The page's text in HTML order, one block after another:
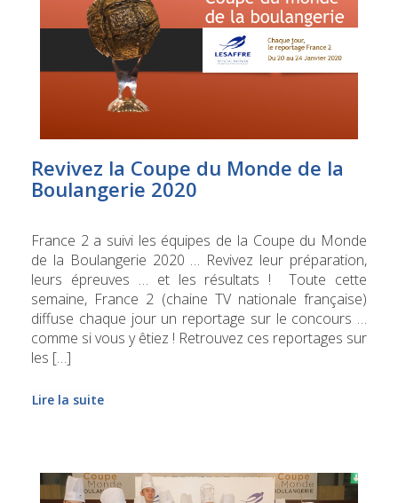
Revivez la Coupe du Monde de la
Boulangerie 2020
France 2 a suivi les équipes de la Coupe du Monde
de la Boulangerie 2020 … Revivez leur préparation,
leurs épreuves … et les résultats ! Toute cette
semaine, France 2 (chaine TV nationale française)
diffuse chaque jour un reportage sur le concours …
comme si vous y êtiez ! Retrouvez ces reportages sur
les […]
Lire la suite